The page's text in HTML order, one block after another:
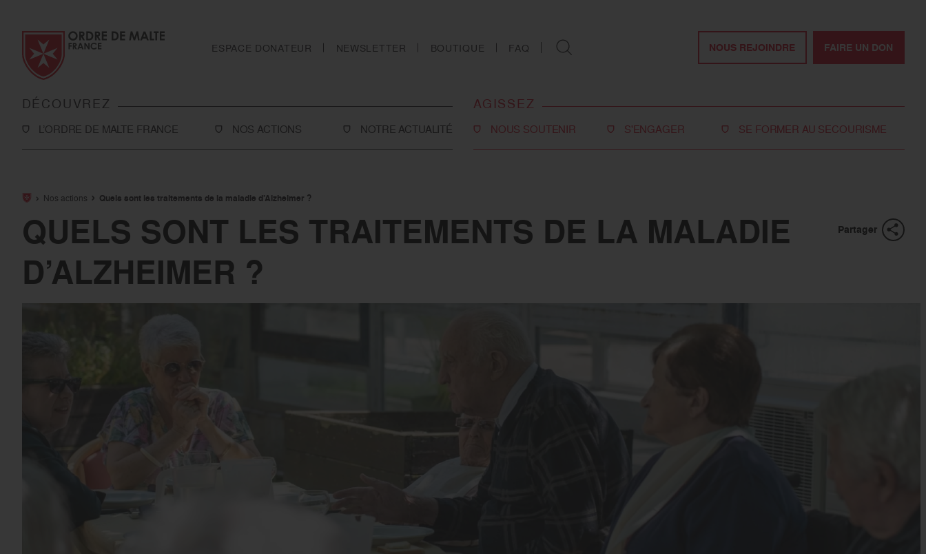
ESPACE DONATEUR NEWSLETTER BOUTIQUE FAQ NOUS REJOINDRE FAIRE UN DON
DÉCOUVREZ
L’ORDRE DE MALTE FRANCE
Notre présence en France
Notre présence à l’international
Le réseau Ordre de Malte
NOS ACTIONS
International
Toutes nos actions
NOTRE ACTUALITÉ
AGISSEZ
NOUS SOUTENIR
Legs, donations et
S'ENGAGER
Rejoindre la délégation
des jeunes
SE FORMER AU SECOURISME
Nos actions Quels sont les traitements de la maladie d’Alzheimer ?
Partager
QUELS SONT LES TRAITEMENTS DE LA MALADIE
D’ALZHEIMER ?